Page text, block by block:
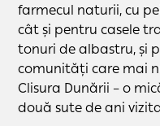
farmecul naturii, cu
cât și pentru casele
tonuri de albastru, și
comunități care mai
Clisura Dunării – o
două sute de ani